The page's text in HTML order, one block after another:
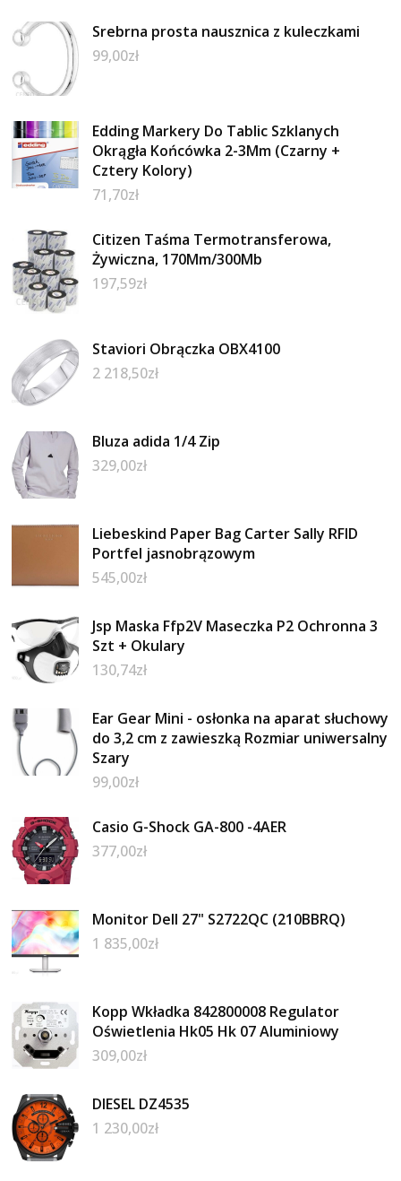
Srebrna prosta nausznica z kuleczkami
99,00zł
Edding Markery Do Tablic Szklanych
Okrągła Końcówka 2-3Mm (Czarny +
Cztery Kolory)
71,70zł
Citizen Taśma Termotransferowa,
Żywiczna, 170Mm/300Mb
197,59zł
Staviori Obrączka OBX4100
2 218,50zł
Bluza adida 1/4 Zip
329,00zł
Liebeskind Paper Bag Carter Sally RFID
Portfel jasnobrązowym
545,00zł
Jsp Maska Ffp2V Maseczka P2 Ochronna 3
Szt + Okulary
130,74zł
Ear Gear Mini - osłonka na aparat słuchowy
do 3,2 cm z zawieszką Rozmiar uniwersalny
Szary
99,00zł
Casio G-Shock GA-800 -4AER
377,00zł
Monitor Dell 27" S2722QC (210BBRQ)
1 835,00zł
Kopp Wkładka 842800008 Regulator
Oświetlenia Hk05 Hk 07 Aluminiowy
309,00zł
DIESEL DZ4535
1 230,00zł